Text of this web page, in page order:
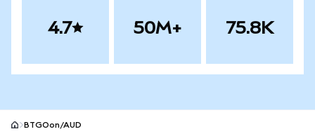
4.7 50M+ 75.8K
BTGOon/AUD